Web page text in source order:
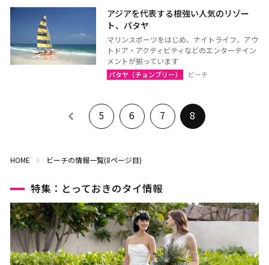
ヤラー
アジアを代表する根強い人気のリゾー
ト、パタヤ
マリンスポーツをはじめ、ナイトライフ、アウ
トドア・アクティビティなどのエンターテイン
メントが揃っています
パタヤ（チョンブリー） ビーチ
5 6 7 8
HOME ビーチの情報一覧(8ページ目)
特集：とっておきのタイ情報